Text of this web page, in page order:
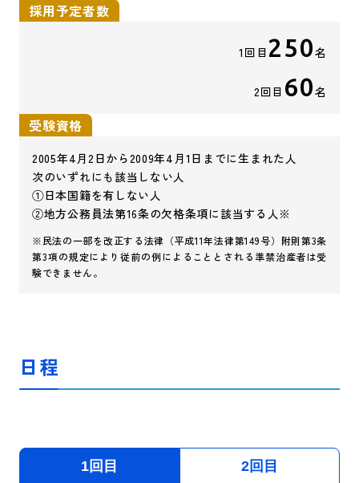
採用予定者数
1回目250名
2回目 60名
受験資格
2005年4月2日から2009年4月1日までに生まれた人
次のいずれにも該当しない人
①日本国籍を有しない人
②地方公務員法第16条の欠格条項に該当する人※
※民法の一部を改正する法律（平成11年法律第149号）附則第3条
第3項の規定により従前の例によることとされる準禁治産者は受
験できません。
日程
1回目 2回目